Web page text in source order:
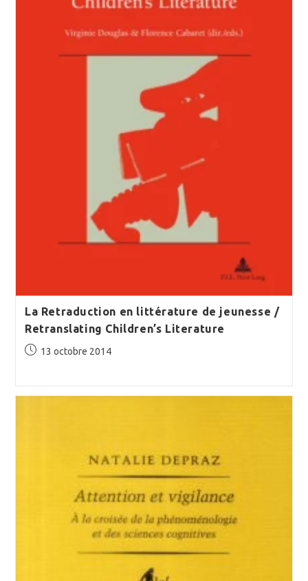
La Retraduction en littérature de jeunesse /
Retranslating Children’s Literature
Publication
13 octobre 2014